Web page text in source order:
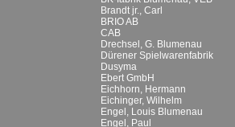
Brandt jr., Carl
BRIO AB
CAB
Drechsel, G. Blumenau
Dürener Spielwarenfabrik
Dusyma
Ebert GmbH
Eichhorn, Hermann
Eichinger, Wilhelm
Engel, Louis Blumenau
Engel, Paul